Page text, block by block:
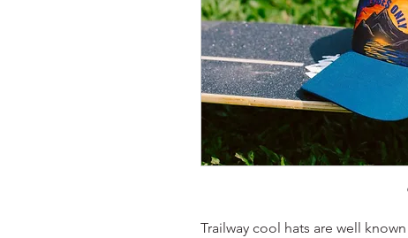
Trailway cool hats are well